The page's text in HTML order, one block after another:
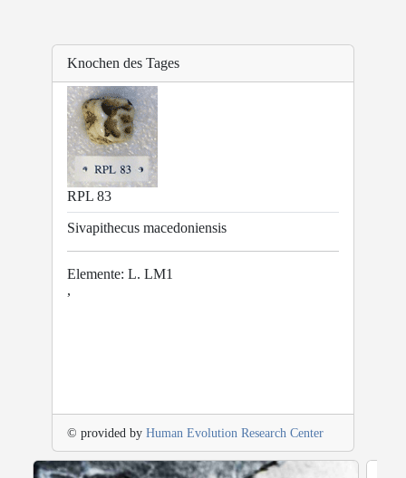
Knochen des Tages
RPL 83
Sivapithecus macedoniensis
Elemente: L. LM1
,
© provided by Human Evolution Research Center